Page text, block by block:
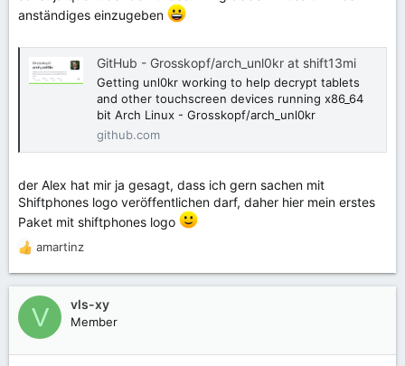
anständiges einzugeben
GitHub - Grosskopf/arch_unl0kr at shift13mi
Getting unl0kr working to help decrypt tablets
and other touchscreen devices running x86_64
bit Arch Linux - Grosskopf/arch_unl0kr
github.com
der Alex hat mir ja gesagt, dass ich gern sachen mit
Shiftphones logo veröffentlichen darf, daher hier mein erstes
Paket mit shiftphones logo
R
e
a
k
t
o
amartinz
V vls-xy
Member